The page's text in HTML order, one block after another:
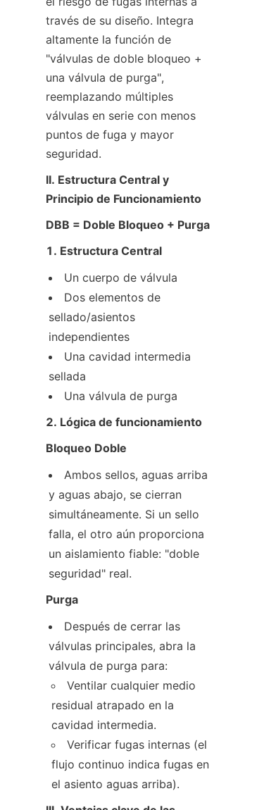
través de su diseño. Integra
altamente la función de
"válvulas de doble bloqueo +
una válvula de purga",
reemplazando múltiples
válvulas en serie con menos
puntos de fuga y mayor
seguridad.
II. Estructura Central y
Principio de Funcionamiento
DBB = Doble Bloqueo + Purga
1. Estructura Central
Un cuerpo de válvula
Dos elementos de
sellado/asientos
independientes
Una cavidad intermedia
sellada
Una válvula de purga
2. Lógica de funcionamiento
Bloqueo Doble
Ambos sellos, aguas arriba
y aguas abajo, se cierran
simultáneamente. Si un sello
falla, el otro aún proporciona
un aislamiento fiable: "doble
seguridad" real.
Purga
Después de cerrar las
válvulas principales, abra la
Ventilar cualquier medio
residual atrapado en la
cavidad intermedia.
Verificar fugas internas (el
flujo continuo indica fugas en
el asiento aguas arriba).